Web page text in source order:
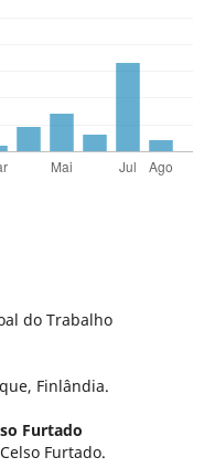
do Trabalho
Finlândia.
Furtado
Furtado.